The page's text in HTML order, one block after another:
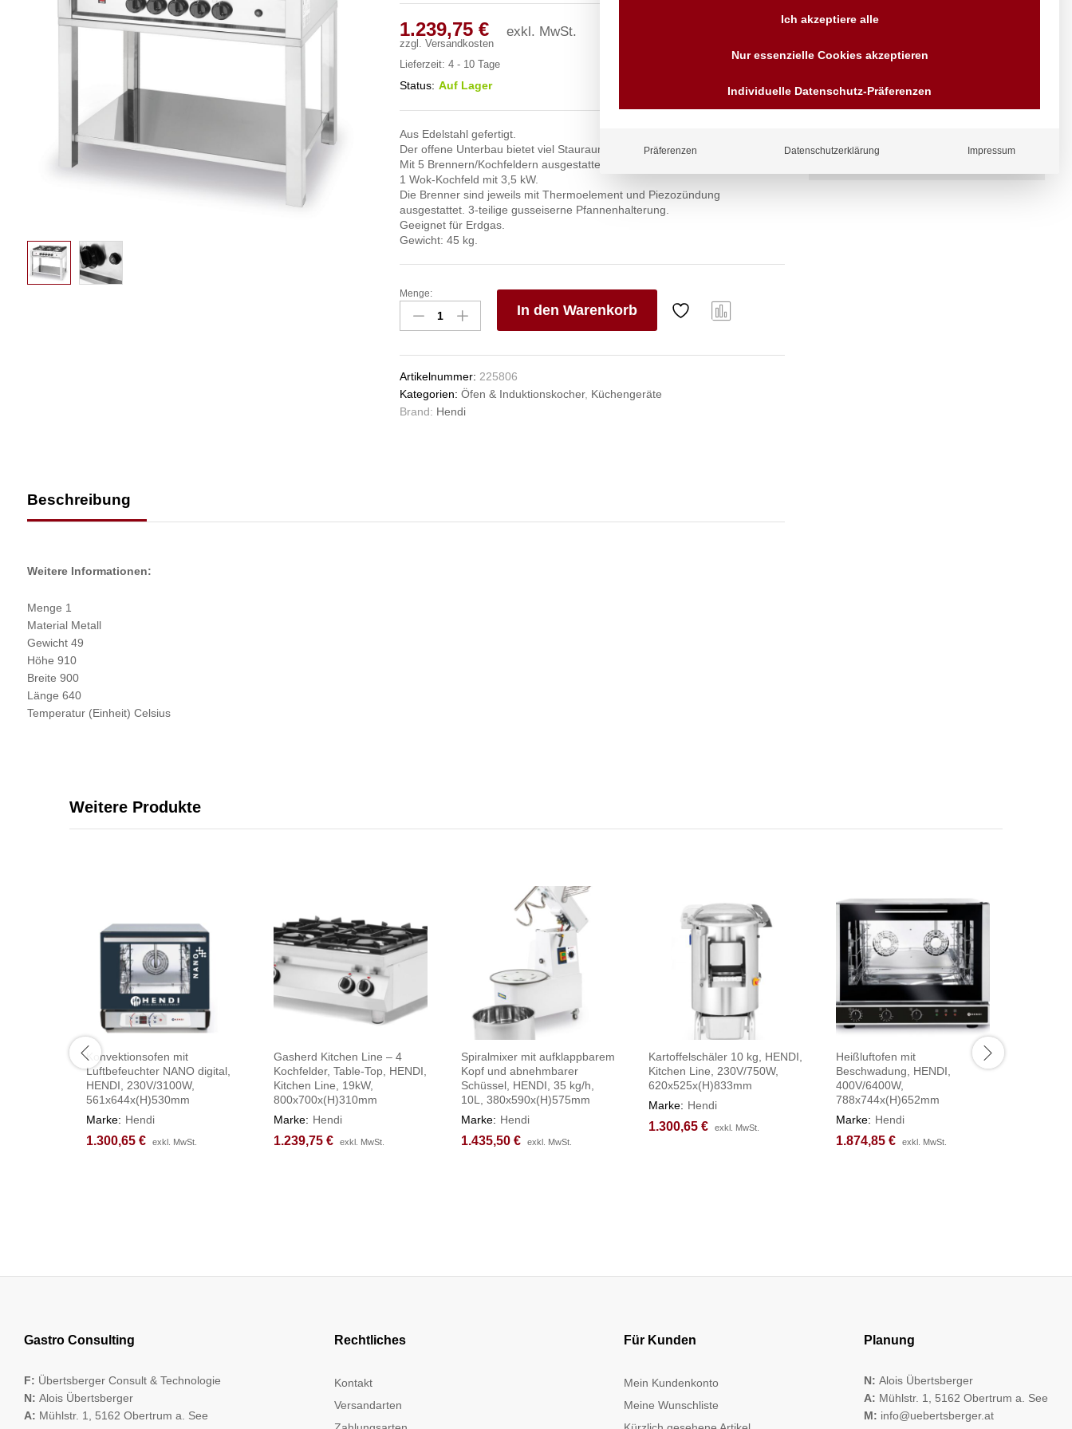
1.239,75 € exkl. MwSt.
zzgl. Versandkosten
Lieferzeit: 4 - 10 Tage
Status: Auf Lager
Aus Edelstahl gefertigt.
Der offene Unterbau bietet viel Stauraum.
Mit 5 Brennern/Kochfeldern ausgestattet: – 3 mit je 3,0 kW. – 1 mit 1,8 kW. –
1 Wok-Kochfeld mit 3,5 kW.
Die Brenner sind jeweils mit Thermoelement und Piezozündung
ausgestattet. 3-teilige gusseiserne Pfannenhalterung.
Geeignet für Erdgas.
Gewicht: 45 kg.
Gasherd
5
Unterbau,
HENDI,
Kitchen
Menge:
In den Warenkorb
Artikelnummer: 225806
Kategorien: Öfen & Induktionskocher, Küchengeräte
Brand: Hendi
Beschreibung
Weitere Informationen:
Menge 1
Material Metall
Gewicht 49
Höhe 910
Breite 900
Länge 640
Temperatur (Einheit) Celsius
Wir sind seit über 40 Jahren
Vorrauskasse Paypal,
EPS oder GiroPay
Weitere Produkte
Konvektionsofen mit
Luftbefeuchter NANO digital,
HENDI, 230V/3100W,
561x644x(H)530mm
Marke: Hendi
1.300,65 € exkl. MwSt.
1.300,65 € exkl. MwSt.
Gasherd Kitchen Line – 4
Kochfelder, Table-Top, HENDI,
Kitchen Line, 19kW,
800x700x(H)310mm
Marke: Hendi
1.239,75 € exkl. MwSt.
1.239,75 € exkl. MwSt.
Spiralmixer mit aufklappbarem
Kopf und abnehmbarer
Schüssel, HENDI, 35 kg/h,
10L, 380x590x(H)575mm
Marke: Hendi
1.435,50 € exkl. MwSt.
1.435,50 € exkl. MwSt.
Kartoffelschäler 10 kg, HENDI,
Kitchen Line, 230V/750W,
620x525x(H)833mm
Marke: Hendi
1.300,65 € exkl. MwSt.
1.300,65 € exkl. MwSt.
Heißluftofen mit
Beschwadung, HENDI,
400V/6400W,
788x744x(H)652mm
Marke: Hendi
1.874,85 € exkl. MwSt.
1.874,85 € exkl. MwSt.
Gastro Consulting
F: Übertsberger Consult & Technologie
N: Alois Übertsberger
A: Mühlstr. 1, 5162 Obertrum a. See
Rechtliches
Kontakt
Versandarten
Für Kunden
Mein Kundenkonto
Meine Wunschliste
Planung
N: Alois Übertsberger
A: Mühlstr. 1, 5162 Obertrum a. See
M: info@uebertsberger.at
Ich akzeptiere alle
Nur essenzielle Cookies akzeptieren
Individuelle Datenschutz-Präferenzen
Präferenzen Datenschutzerklärung Impressum